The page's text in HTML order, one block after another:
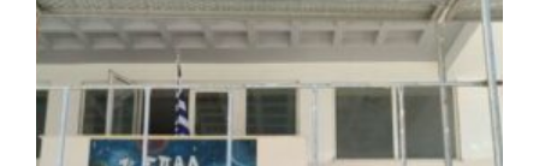
Το Δημοτικό Κατάστημα Κουβαρά φέρει
πλέον το όνομα «Γεώργιος Πρίφτης»